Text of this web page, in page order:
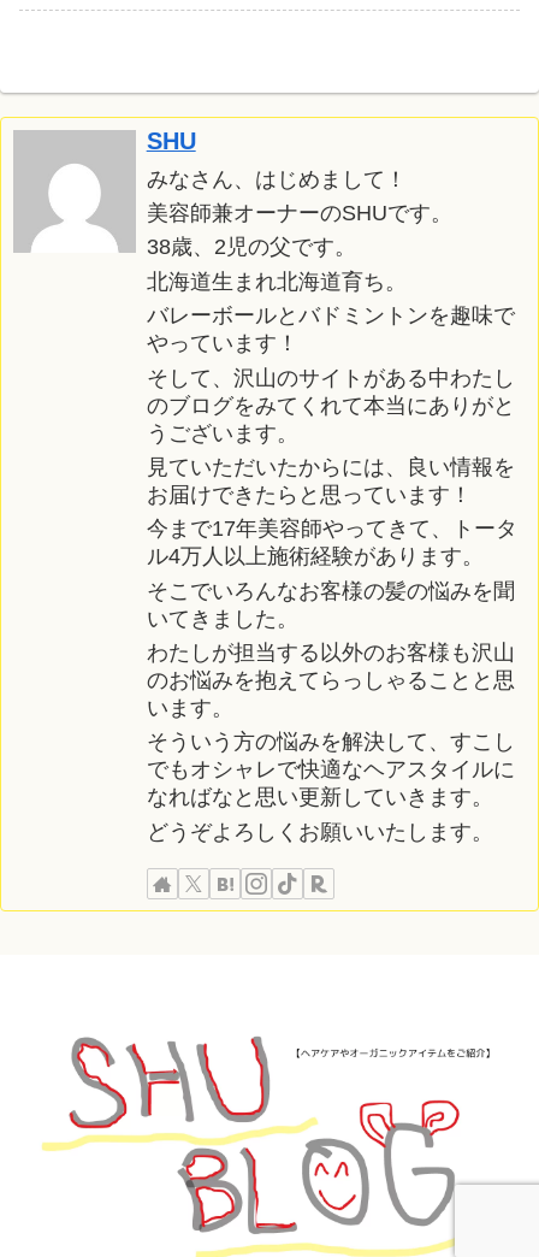
SHU
みなさん、はじめまして！
美容師兼オーナーのSHUです。
38歳、2児の父です。
北海道生まれ北海道育ち。
バレーボールとバドミントンを趣味で
やっています！
そして、沢山のサイトがある中わたし
のブログをみてくれて本当にありがと
うございます。
見ていただいたからには、良い情報を
お届けできたらと思っています！
今まで17年美容師やってきて、トータ
ル4万人以上施術経験があります。
そこでいろんなお客様の髪の悩みを聞
いてきました。
わたしが担当する以外のお客様も沢山
のお悩みを抱えてらっしゃることと思
います。
そういう方の悩みを解決して、すこし
でもオシャレで快適なヘアスタイルに
なればなと思い更新していきます。
どうぞよろしくお願いいたします。